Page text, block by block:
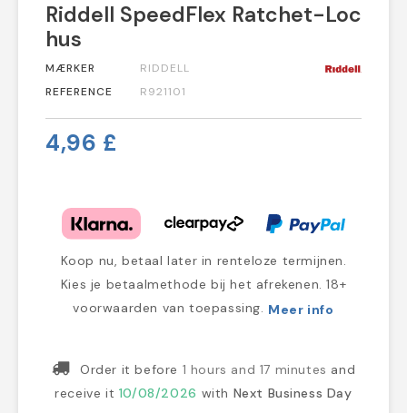
Riddell SpeedFlex Ratchet-Loc
hus
MÆRKER
RIDDELL
REFERENCE
R921101
4,96 £
Koop nu, betaal later in renteloze termijnen.
Kies je betaalmethode bij het afrekenen. 18+
voorwaarden van toepassing. Meer info
Order it before 1 hours and 17 minutes and
receive it 10/08/2026 with Next Business Day